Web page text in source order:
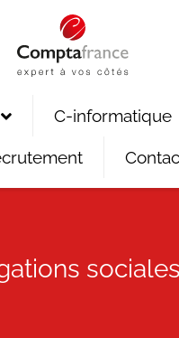
C-informatique
sociales